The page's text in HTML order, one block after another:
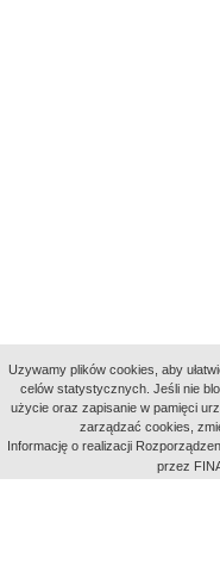
aktywności
Uzywamy plików cookies, aby
celów statystycznych. Jeśli nie
użycie oraz zapisanie w pamięci
zarządzać cookies,
Informację o realizacji
przez